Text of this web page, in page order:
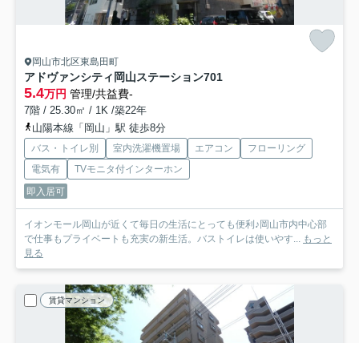
岡山市北区東島田町
アドヴァンシティ岡山ステーション701
5.4万円 管理/共益費-
7階 / 25.30㎡ / 1K /築22年
山陽本線「岡山」駅 徒歩8分
バス・トイレ別 室内洗濯機置場 エアコン
フローリング
電気有
TVモニタ付インターホン
即入居可
イオンモール岡山が近くて毎日の生活にとっても便利♪岡山市内中心部
で仕事もプライベートも充実の新生活。バストイレは使いやす...
もっと
見る
賃貸マンション